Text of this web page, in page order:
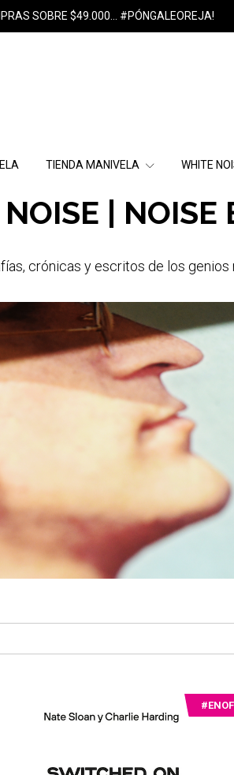
SOBRE $49.000... #PÓNGALEOREJA!
TIENDA MANIVELA WHITE
| NOISE
crónicas y escritos de los